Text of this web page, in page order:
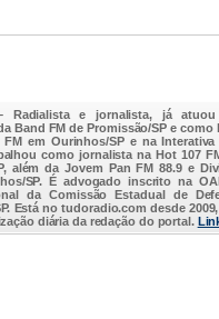
Radialista e jornalista, já atuou
Band FM de Promissão/SP e como
em Ourinhos/SP e na Interativa
como jornalista na Hot 107
além da Jovem Pan FM 88.9 e
SP. É advogado inscrito na
da Comissão Estadual de
Está notudoradio.com desde
diária da redação do portal.